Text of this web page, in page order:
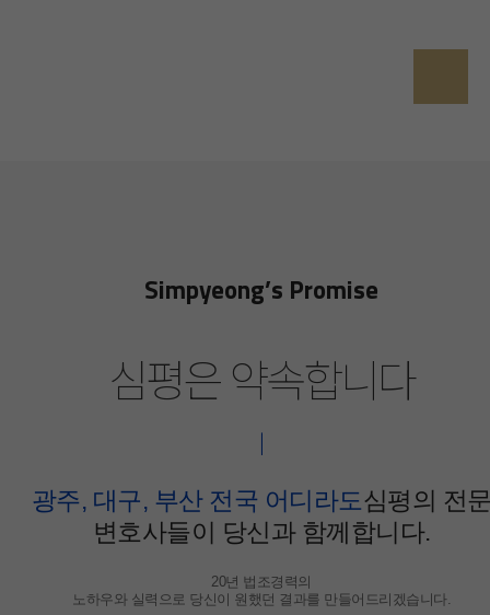
Simpyeong’s Promise
심평은 약속합니다
광주, 대구, 부산 전국 어디라도 심평의 전
변호사들이 당신과 함께합니다.
20년 법조경력의
노하우와 실력으로 당신이 원했던 결과를 만들어드리겠습니다.